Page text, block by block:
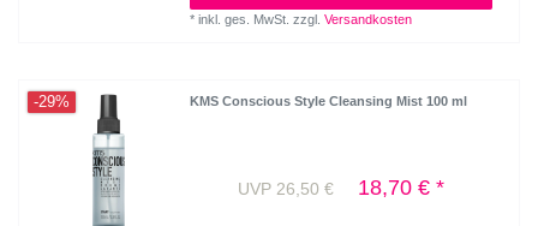
*inkl. ges. MwSt. zzgl.Versandkosten
-29% KMS Conscious Style Cleansing Mist 100 ml
UVP 26,50 € 18,70 € *